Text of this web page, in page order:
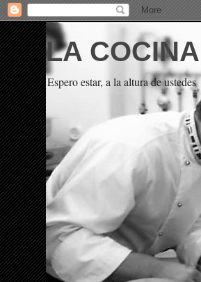
LA
Espero estar, a la altura de ustedes